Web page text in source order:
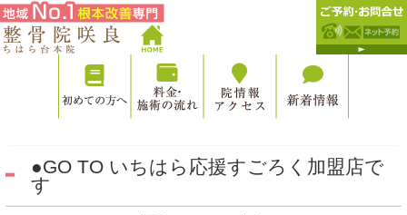
●GO TO いちはら応援すごろく加盟店で
す